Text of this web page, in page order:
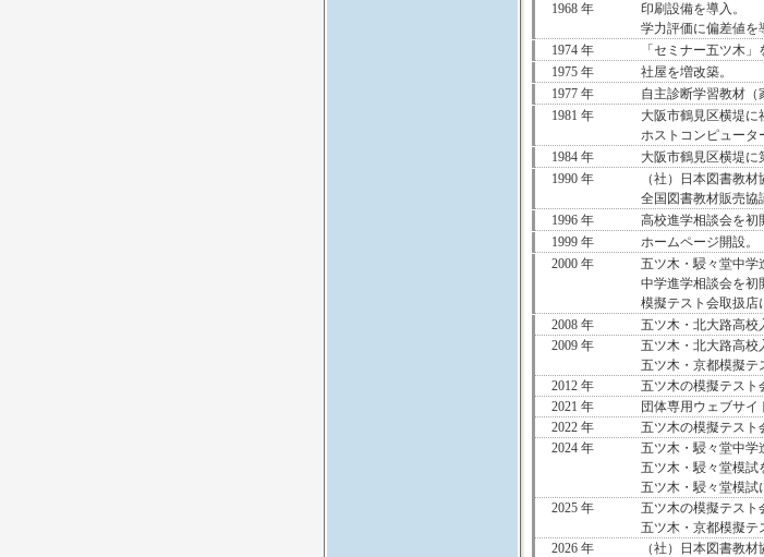
1968 年
印刷設備を導入。
学力評価に偏差値を
1974 年
「セミナー五ツ木」
1975 年
社屋を増改築。
1977 年
自主診断学習教材（
1981 年
大阪市鶴見区横堤に
ホストコンピュータ
1984 年
大阪市鶴見区横堤に
1990 年
（社）日本図書教
全国図書教材販売協
1996 年
高校進学相談会を初
1999 年
ホームページ開設。
2000 年
五ツ木・駸々堂中学
中学進学相談会を初
模擬テスト会取扱店
2008 年
五ツ木・北大路高校
2009 年
五ツ木・北大路高校
五ツ木・京都模擬テ
2012 年
五ツ木の模擬テスト
2021 年
団体専用ウェブサイ
2022 年
五ツ木の模擬テスト
2024 年
五ツ木・駸々堂中学
五ツ木・駸々堂模試
五ツ木・駸々堂模試
2025 年
五ツ木の模擬テスト
五ツ木・京都模擬テ
2026 年
（社）日本図書教